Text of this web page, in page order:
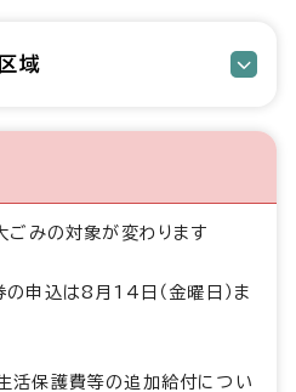
域
みの対象が変わります
の申込は8月14日（金曜日）ま
活保護費等の追加給付につい